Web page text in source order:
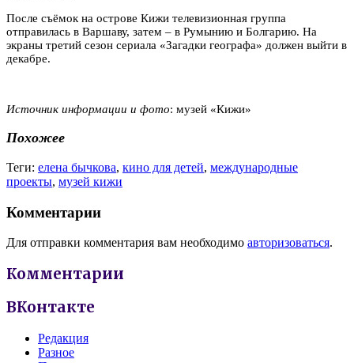
После съёмок на острове Кижи телевизионная группа
отправилась в Варшаву, затем – в Румынию и Болгарию. На
экраны третий сезон сериала «Загадки географа» должен выйти в
декабре.
Источник информации и фото: музей «Кижи»
Похожее
Теги: елена бычкова, кино для детей, международные
проекты, музей кижи
Комментарии
Для отправки комментария вам необходимо авторизоваться.
Комментарии
ВКонтакте
Редакция
Разное